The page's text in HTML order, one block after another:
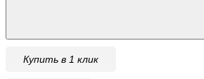
Купить в 1 клик